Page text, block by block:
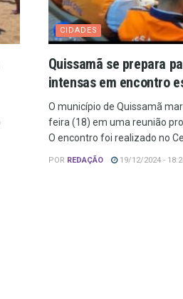
CIDADES
Quissamã se prepara
intensas em encontro
O município de Quissamã
feira (18) em uma reunião
O encontro foi realizado no
POR REDAÇÃO 19/12/2024 -